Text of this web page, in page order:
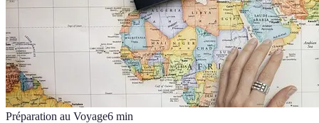
Préparation au Voyage6 min